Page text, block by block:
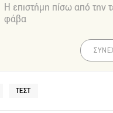
Η επιστήμη πίσω από την
φάβα
ΤΕΣΤ